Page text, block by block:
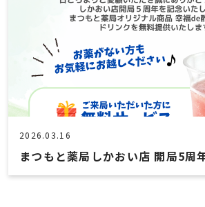
2026.03.16
まつもと薬局しかおい店 開局5周